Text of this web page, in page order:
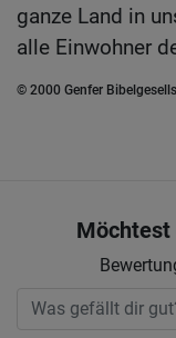
ganze Land in
alle Einwohner
© 2000 Genfer
Möchtest